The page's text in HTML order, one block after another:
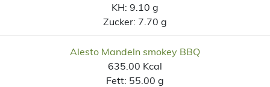
KH: 9.10 g
Zucker: 7.70 g
Alesto Mandeln smokey BBQ
635.00 Kcal
Fett: 55.00 g